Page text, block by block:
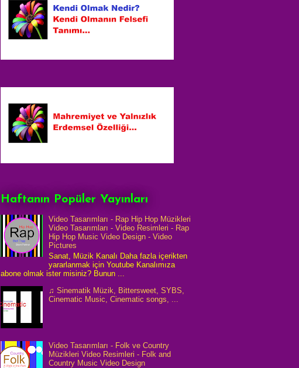
Haftanın Popüler Yayınları
Video Tasarımları - Rap Hip Hop Müzikleri
Video Tasarımları - Video Resimleri - Rap
Hip Hop Music Video Design - Video
Pictures
Sanat, Müzik Kanalı Daha fazla içerikten
yararlanmak için Youtube Kanalımıza
abone olmak ister misiniz? Bunun ...
♫ Sinematik Müzik, Bittersweet, SYBS,
Cinematic Music, Cinematic songs, ...
Video Tasarımları - Folk ve Country
Müzikleri Video Resimleri - Folk and
Country Music Video Design